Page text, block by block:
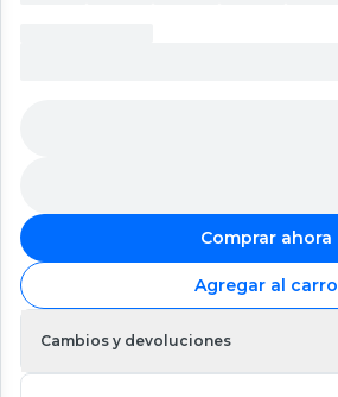
Comprar ahora
Agregar al carro
Cambios y devoluciones